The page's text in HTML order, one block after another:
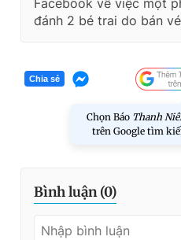
đánh 2 bé trai do bán
Chia sẻ
Chọn Báo Thanh
trên Google tìm
Bình luận (0)